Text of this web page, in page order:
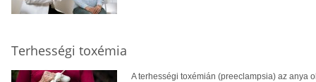
Terhességi toxémia
A terhességi toxémián (preeclampsia) az anya